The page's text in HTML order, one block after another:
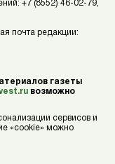
+7 (8552) 46-02-79,
почта редакции:
газеты
возможно
сервисов и
«cookie» можно